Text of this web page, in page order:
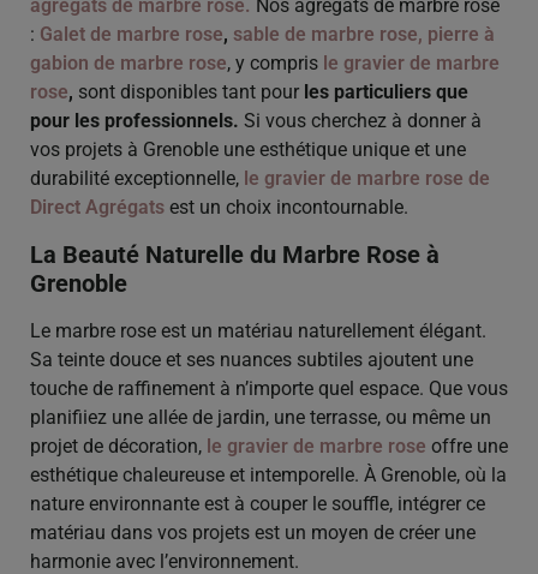
agrégats de marbre rose. Nos agrégats de marbre rose
: Galet de marbre rose, sable de marbre rose, pierre à
gabion de marbre rose, y compris le gravier de marbre
rose, sont disponibles tant pour les particuliers que
pour les professionnels. Si vous cherchez à donner à
vos projets à Grenoble une esthétique unique et une
durabilité exceptionnelle, le gravier de marbre rose de
Direct Agrégats est un choix incontournable.
La Beauté Naturelle du Marbre Rose à
Grenoble
Le marbre rose est un matériau naturellement élégant.
Sa teinte douce et ses nuances subtiles ajoutent une
touche de raffinement à n’importe quel espace. Que vous
planifiiez une allée de jardin, une terrasse, ou même un
projet de décoration, le gravier de marbre rose offre une
esthétique chaleureuse et intemporelle. À Grenoble, où la
nature environnante est à couper le souffle, intégrer ce
matériau dans vos projets est un moyen de créer une
harmonie avec l’environnement.